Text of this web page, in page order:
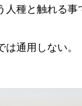
人種と触れる
通用しない。